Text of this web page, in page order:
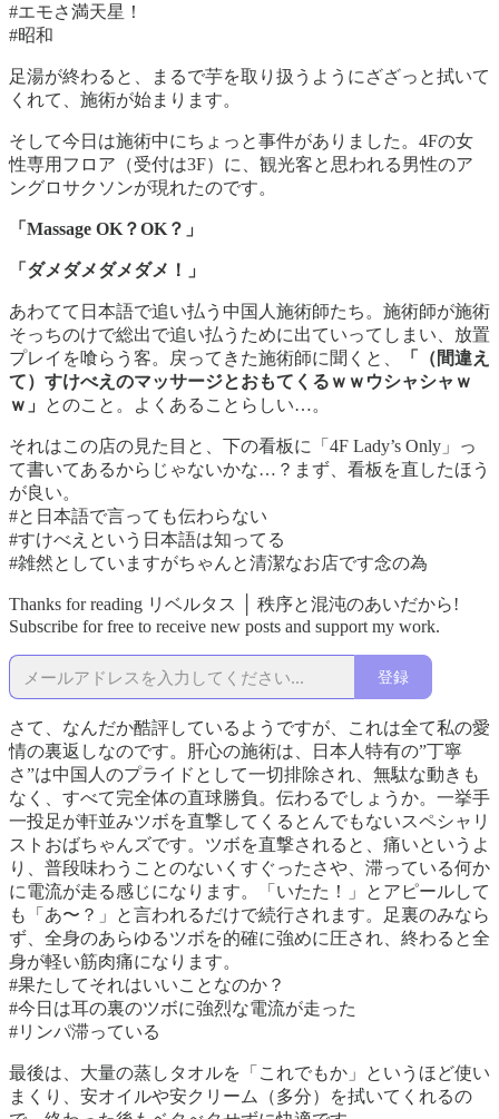
#エモさ満天星！
#昭和
足湯が終わると、まるで芋を取り扱うようにざざっと拭いて
くれて、施術が始まります。
そして今日は施術中にちょっと事件がありました。4Fの女
性専用フロア（受付は3F）に、観光客と思われる男性のア
ングロサクソンが現れたのです。
「Massage OK？OK？」
「ダメダメダメダメ！」
あわてて日本語で追い払う中国人施術師たち。施術師が施術
そっちのけで総出で追い払うために出ていってしまい、放置
プレイを喰らう客。戻ってきた施術師に聞くと、
「（間違え
て）すけべえのマッサージとおもてくるｗｗウシャシャｗ
ｗ」
とのこと。よくあることらしい…。
それはこの店の見た目と、下の看板に「4F Lady’s Only」っ
て書いてあるからじゃないかな…？まず、看板を直したほう
が良い。
#と日本語で言っても伝わらない
#すけべえという日本語は知ってる
#雑然としていますがちゃんと清潔なお店です念の為
Thanks for reading リベルタス │ 秩序と混沌のあいだから!
Subscribe for free to receive new posts and support my work.
登録
さて、なんだか酷評しているようですが、これは全て私の愛
情の裏返しなのです。肝心の施術は、日本人特有の”丁寧
さ”は中国人のプライドとして一切排除され、無駄な動きも
なく、すべて完全体の直球勝負。伝わるでしょうか。一挙手
一投足が軒並みツボを直撃してくるとんでもないスペシャリ
ストおばちゃんズです。ツボを直撃されると、痛いというよ
り、普段味わうことのないくすぐったさや、滞っている何か
に電流が走る感じになります。「いたた！」とアピールして
も「あ〜？」と言われるだけで続行されます。足裏のみなら
ず、全身のあらゆるツボを的確に強めに圧され、終わると全
身が軽い筋肉痛になります。
#果たしてそれはいいことなのか？
#今日は耳の裏のツボに強烈な電流が走った
#リンパ滞っている
最後は、大量の蒸しタオルを「これでもか」というほど使い
まくり、安オイルや安クリーム（多分）を拭いてくれるの